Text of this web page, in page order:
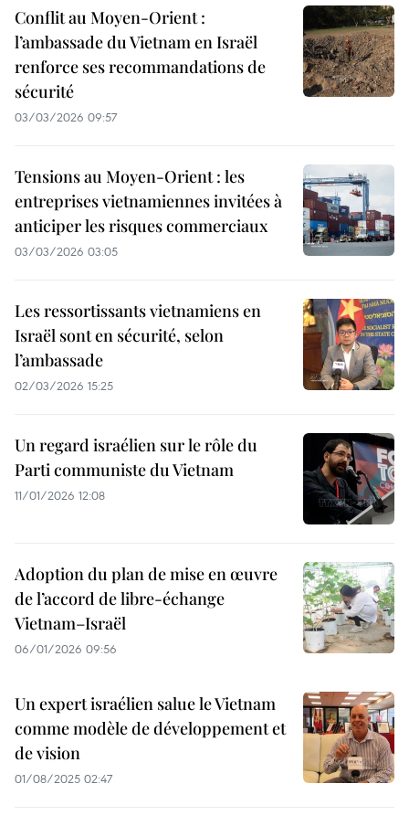
Conflit au Moyen-Orient :
l’ambassade du Vietnam en Israël
renforce ses recommandations de
sécurité
03/03/2026 09:57
Tensions au Moyen-Orient : les
entreprises vietnamiennes invitées à
anticiper les risques commerciaux
03/03/2026 03:05
Les ressortissants vietnamiens en
Israël sont en sécurité, selon
l’ambassade
02/03/2026 15:25
Un regard israélien sur le rôle du
Parti communiste du Vietnam
11/01/2026 12:08
Adoption du plan de mise en œuvre
de l’accord de libre-échange
Vietnam–Israël
06/01/2026 09:56
Un expert israélien salue le Vietnam
comme modèle de développement et
de vision
01/08/2025 02:47